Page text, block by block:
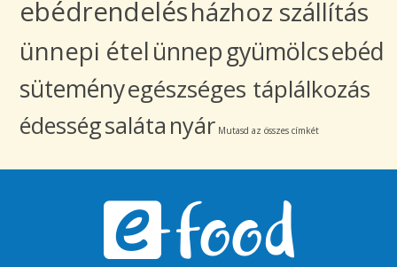
ebédrendelésházhoz szállítás
ünnepi ételünnepgyümölcsebéd
süteményegészséges táplálkozás
édességsaláta nyár Mutasd az összes címkét